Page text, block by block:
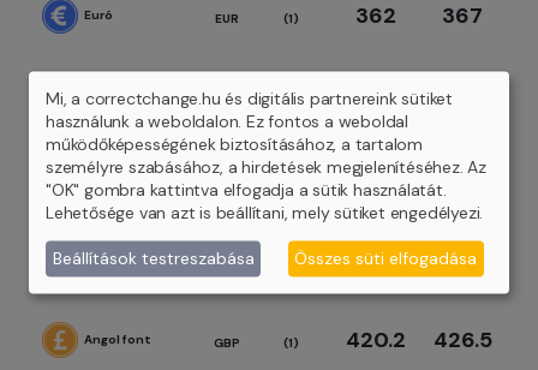
Euró EUR (1) 362 367
Amerikai dollár USD (1) 312.2
391
Angol font GBP (1) 420.2 426.5
Mi, a correctchange.hu és digitális partnereink sütiket
használunk a weboldalon. Ez fontos a weboldal
működőképességének biztosításához, a tartalom
személyre szabásához, a hirdetések megjelenítéséhez. Az
"OK" gombra kattintva elfogadja a sütik használatát.
Lehetősége van azt is beállítani, mely sütiket engedélyezi.
Beállítások testreszabása Összes süti elfogadása